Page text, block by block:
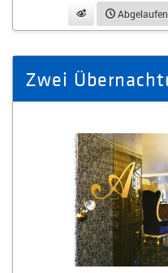
beobachtenAbgelaufen